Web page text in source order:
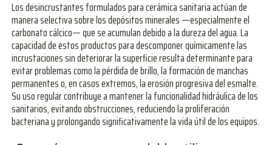
Los desincrustantes formulados para cerámica sanitaria actúan de
manera selectiva sobre los depósitos minerales —especialmente el
carbonato cálcico— que se acumulan debido a la dureza del agua. La
capacidad de estos productos para descomponer químicamente las
incrustaciones sin deteriorar la superficie resulta determinante para
evitar problemas como la pérdida de brillo, la formación de manchas
permanentes o, en casos extremos, la erosión progresiva del esmalte.
Su uso regular contribuye a mantener la funcionalidad hidráulica de los
sanitarios, evitando obstrucciones, reduciendo la proliferación
bacteriana y prolongando significativamente la vida útil de los equipos.